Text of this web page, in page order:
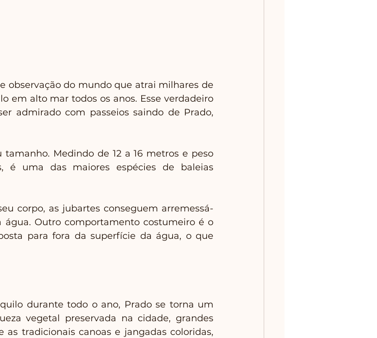
observação do mundo que atrai milhares de
em alto mar todos os anos. Esse verdadeiro
admirado com passeios saindo de Prado,
Medindo de 12 a 16 metros e peso
é uma das maiores espécies de baleias
corpo, as jubartes conseguem arremessá-
Outro comportamento costumeiro é o
para fora da superfície da água, o que
durante todo o ano, Prado se torna um
vegetal preservada na cidade, grandes
as tradicionais canoas e jangadas coloridas,